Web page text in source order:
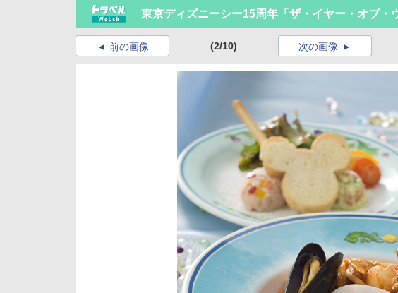
東京ディズニーシー15周年「ザ・イヤー・オブ
前の画像 (2/10) 次の画像